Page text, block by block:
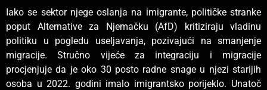
Iako se sektor njege oslanja na imigrante, političke stranke
poput Alternative za Njemačku (AfD) kritiziraju vladinu
politiku u pogledu useljavanja, pozivajući na smanjenje
migracije. Stručno vijeće za integraciju i migracije
procjenjuje da je oko 30 posto radne snage u njezi starijih
osoba u 2022. godini imalo imigrantsko porijeklo. Unatoč